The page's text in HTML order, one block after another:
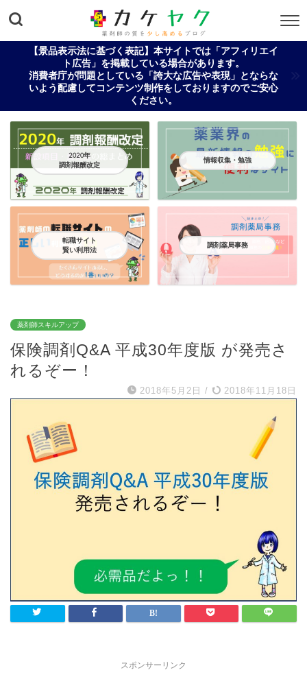
【景品表示法に基づく表記】本サイトでは「アフィリエイ
ト広告」を掲載している場合があります。
消費者庁が問題としている「誇大な広告や表現」とならな
いよう配慮してコンテンツ制作をしておりますのでご安心
ください。
2020年
調剤報酬改定
情報収集・勉強
転職サイト
賢い利用法
調剤薬局事務
薬剤師スキルアップ
保険調剤Q&A 平成30年度版 が発売さ
れるぞー！
2018年5月2日 / 2018年11月18日
スポンサーリンク